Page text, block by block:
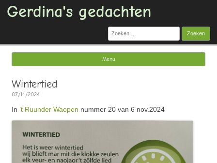
Gerdina's gedachten
Zoeken
naar:
Menu
Wintertied
07/11/2024
In ’t Ruunder Waopen nummer 20 van 6 nov.2024